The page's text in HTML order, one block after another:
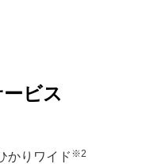
ービス
かりワイド ※2